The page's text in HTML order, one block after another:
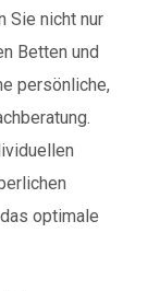
Sie nicht nur
Betten und
persönliche,
optimale